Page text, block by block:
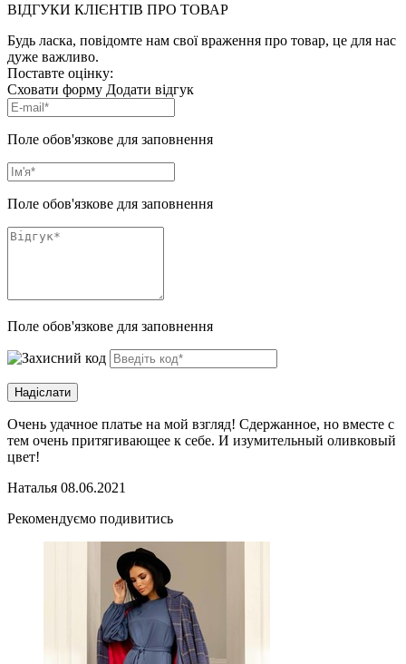
ВІДГУКИ КЛІЄНТІВ ПРО ТОВАР
Будь ласка, повідомте нам свої враження про товар, це для нас
дуже важливо.
Поставте оцінку:
Сховати форму Додати відгук
Поле обов'язкове для заповнення
Поле обов'язкове для заповнення
Поле обов'язкове для заповнення
Очень удачное платье на мой взгляд! Сдержанное, но вместе с
тем очень притягивающее к себе. И изумительный оливковый
цвет!
Наталья 08.06.2021
Рекомендуємо подивитись